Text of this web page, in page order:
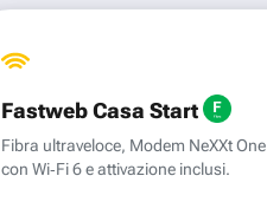
Fastweb Casa Start
Fibra ultraveloce, Modem NeXXt One
con Wi‑Fi 6 e attivazione inclusi.